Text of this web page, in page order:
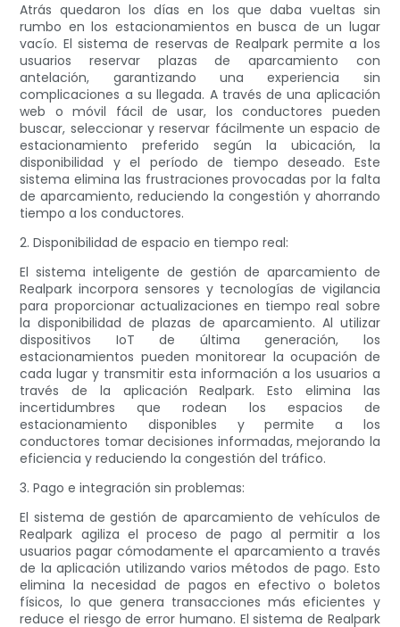
Atrás quedaron los días en los que daba vueltas sin
rumbo en los estacionamientos en busca de un lugar
vacío. El sistema de reservas de Realpark permite a los
usuarios reservar plazas de aparcamiento con
antelación, garantizando una experiencia sin
complicaciones a su llegada. A través de una aplicación
web o móvil fácil de usar, los conductores pueden
buscar, seleccionar y reservar fácilmente un espacio de
estacionamiento preferido según la ubicación, la
disponibilidad y el período de tiempo deseado. Este
sistema elimina las frustraciones provocadas por la falta
de aparcamiento, reduciendo la congestión y ahorrando
tiempo a los conductores.
2. Disponibilidad de espacio en tiempo real:
El sistema inteligente de gestión de aparcamiento de
Realpark incorpora sensores y tecnologías de vigilancia
para proporcionar actualizaciones en tiempo real sobre
la disponibilidad de plazas de aparcamiento. Al utilizar
dispositivos IoT de última generación, los
estacionamientos pueden monitorear la ocupación de
cada lugar y transmitir esta información a los usuarios a
través de la aplicación Realpark. Esto elimina las
incertidumbres que rodean los espacios de
estacionamiento disponibles y permite a los
conductores tomar decisiones informadas, mejorando la
eficiencia y reduciendo la congestión del tráfico.
3. Pago e integración sin problemas:
El sistema de gestión de aparcamiento de vehículos de
Realpark agiliza el proceso de pago al permitir a los
usuarios pagar cómodamente el aparcamiento a través
de la aplicación utilizando varios métodos de pago. Esto
elimina la necesidad de pagos en efectivo o boletos
físicos, lo que genera transacciones más eficientes y
reduce el riesgo de error humano. El sistema de Realpark